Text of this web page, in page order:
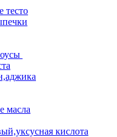
тесто
масла
кислота